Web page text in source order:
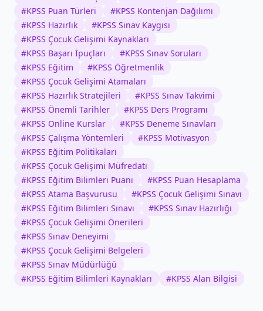
#KPSS Puan Türleri #KPSS Kontenjan Dağılımı
#KPSS Hazırlık #KPSS Sınav Kaygısı
#KPSS Çocuk Gelişimi Kaynakları
#KPSS Başarı İpuçları #KPSS Sınav Soruları
#KPSS Eğitim #KPSS Öğretmenlik
#KPSS Çocuk Gelişimi Atamaları
#KPSS Hazırlık Stratejileri #KPSS Sınav Takvimi
#KPSS Önemli Tarihler #KPSS Ders Programı
#KPSS Online Kurslar #KPSS Deneme Sınavları
#KPSS Çalışma Yöntemleri #KPSS Motivasyon
#KPSS Eğitim Politikaları
#KPSS Çocuk Gelişimi Müfredatı
#KPSS Eğitim Bilimleri Puanı #KPSS Puan Hesaplama
#KPSS Atama Başvurusu #KPSS Çocuk Gelişimi Sınavı
#KPSS Eğitim Bilimleri Sınavı #KPSS Sınav Hazırlığı
#KPSS Çocuk Gelişimi Önerileri
#KPSS Sınav Deneyimi
#KPSS Çocuk Gelişimi Belgeleri
#KPSS Sınav Müdürlüğü
#KPSS Eğitim Bilimleri Kaynakları #KPSS Alan Bilgisi